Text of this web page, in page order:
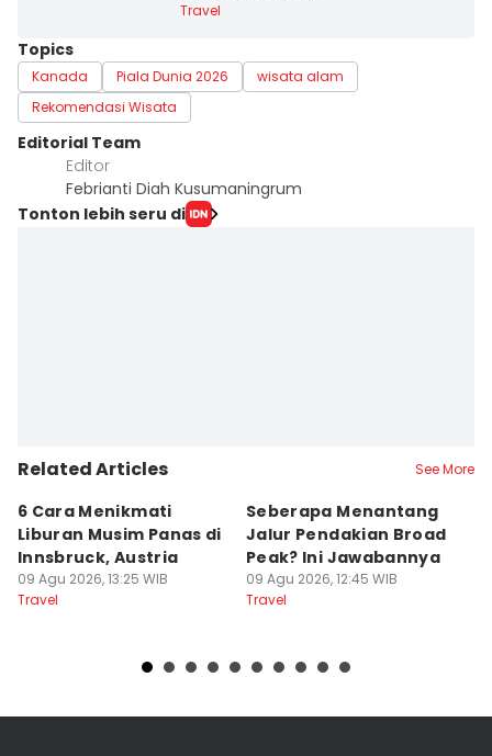
Travel
Topics
Kanada Piala Dunia 2026
wisata alam
Rekomendasi Wisata
Editorial Team
Editor
Febrianti Diah Kusumaningrum
Tonton lebih seru di
Related Articles See More
6 Cara Menikmati
Liburan Musim Panas di
Innsbruck, Austria
09 Agu 2026, 13:25 WIB
Travel
Seberapa Menantang
Jalur Pendakian Broad
Peak? Ini Jawabannya
09 Agu 2026, 12:45 WIB
Travel